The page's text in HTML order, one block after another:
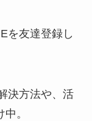
を友達登録し
決方法や、活
。